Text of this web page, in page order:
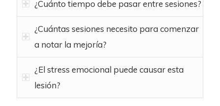
¿Cuánto tiempo debe pasar entre sesiones?
¿Cuántas sesiones necesito para comenzar
a notar la mejoría?
¿El stress emocional puede causar esta
lesión?